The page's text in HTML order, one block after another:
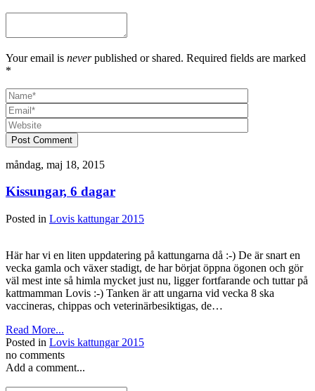
Your email is neverpublished or shared. Required fields are marked
*
Post Comment
måndag, maj 18, 2015
Kissungar, 6 dagar
Posted in Lovis kattungar 2015
Här har vi en liten uppdatering på kattungarna då :-) De är snart en
vecka gamla och växer stadigt, de har börjat öppna ögonen och gör
väl mest inte så himla mycket just nu, ligger fortfarande och tuttar på
kattmamman Lovis :-) Tanken är att ungarna vid vecka 8 ska
vaccineras, chippas och veterinärbesiktigas, de…
Read More...
Posted in Lovis kattungar 2015
no comments
Add a comment...